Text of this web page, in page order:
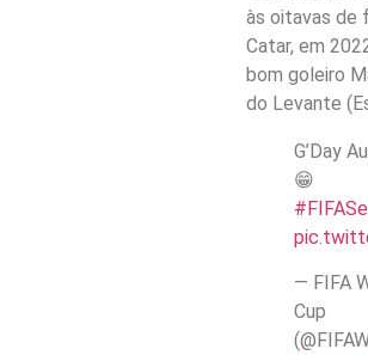
às oitavas de
Catar, em
bom goleiro
do Levante
G’Day
😁
— FIFA
Cup